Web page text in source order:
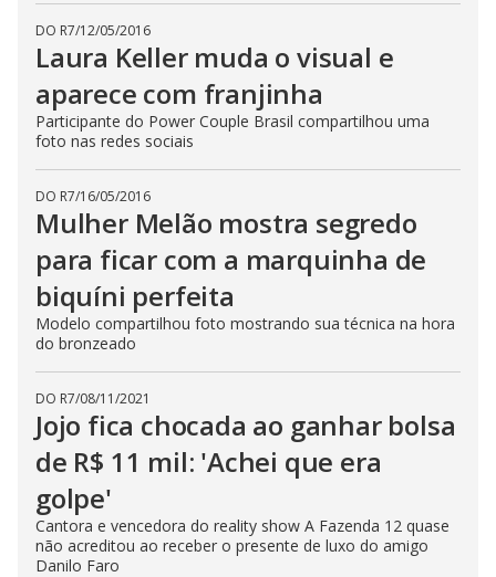
DO R7/12/05/2016
Laura Keller muda o visual e
aparece com franjinha
Participante do Power Couple Brasil compartilhou uma
foto nas redes sociais
DO R7/16/05/2016
Mulher Melão mostra segredo
para ficar com a marquinha de
biquíni perfeita
Modelo compartilhou foto mostrando sua técnica na hora
do bronzeado
DO R7/08/11/2021
Jojo fica chocada ao ganhar bolsa
de R$ 11 mil: 'Achei que era
golpe'
Cantora e vencedora do reality show A Fazenda 12 quase
não acreditou ao receber o presente de luxo do amigo
Danilo Faro